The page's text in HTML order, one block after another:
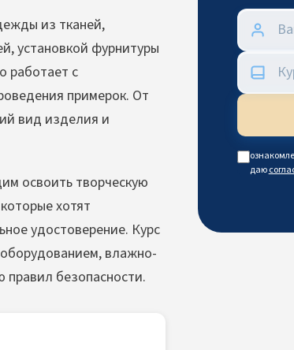
из тканей,
установкой фурнитуры
работает с
примерок. От
вид изделия и
освоить творческую
хотят
удостоверение. Курс
влажно-
безопасности.
даю